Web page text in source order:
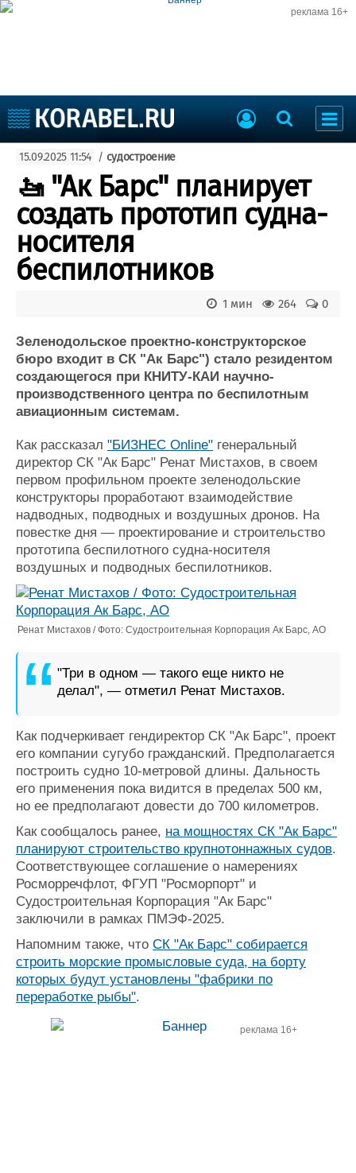
реклама 16+
Судоходство
Судоремонт
События
Порты
Рыболовство
ВМФ
Образование
Яхты и катера
Еще
Пульс
Новости
Компании
Репутация
Работа
Журнал
Реклама
Доска объявлений
Продажа флота
Оборудование
Изделия
Материалы
Конференции
Выставки и семинары
Личности
Словарь
Флот
Галерея флота
Форум
Все службы
15.09.2025 11:54 / судостроение
🚤 "Ак Барс" планирует
создать прототип судна-
носителя
беспилотников
0
264
1 мин
Зеленодольское проектно-конструкторское
бюро входит в СК "Ак Барс") стало резидентом
создающегося при КНИТУ-КАИ научно-
производственного центра по беспилотным
авиационным системам.
Как рассказал "БИЗНЕС Online" генеральный
директор СК "Ак Барс" Ренат Мистахов, в своем
первом профильном проекте зеленодольские
конструкторы проработают взаимодействие
надводных, подводных и воздушных дронов. На
повестке дня — проектирование и строительство
прототипа беспилотного судна-носителя
воздушных и подводных беспилотников.
Ренат Мистахов / Фото: Судостроительная Корпорация Ак Барс, АО
"Три в одном — такого еще никто не
делал", — отметил Ренат Мистахов.
Как подчеркивает гендиректор СК "Ак Барс", проект
его компании сугубо гражданский. Предполагается
построить судно 10-метровой длины. Дальность
его применения пока видится в пределах 500 км,
но ее предполагают довести до 700 километров.
Как сообщалось ранее, на мощностях СК "Ак Барс"
планируют строительство крупнотоннажных судов.
Соответствующее соглашение о намерениях
Росморречфлот, ФГУП "Росморпорт" и
Судостроительная Корпорация "Ак Барс"
заключили в рамках ПМЭФ-2025.
Напомним также, что СК "Ак Барс" собирается
строить морские промысловые суда, на борту
которых будут установлены "фабрики по
переработке рыбы".
реклама 16+